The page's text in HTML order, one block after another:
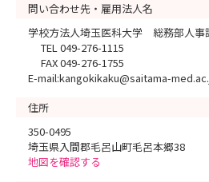
問い合わせ先・雇用法人名
学校方法人埼玉医科大学 総務部人
TEL 049-276-1115
FAX 049-276-1755
E-mail:kangokikaku@saitama-
住所
350-0495
埼玉県入間郡毛呂山町毛呂本郷38
地図を確認する